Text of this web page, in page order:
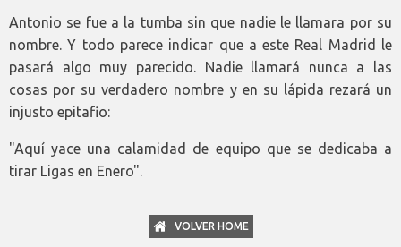
Antonio se fue a la tumba sin que nadie le llamara por su
nombre. Y todo parece indicar que a este Real Madrid le
pasará algo muy parecido. Nadie llamará nunca a las
cosas por su verdadero nombre y en su lápida rezará un
injusto epitafio:
"Aquí yace una calamidad de equipo que se dedicaba a
tirar Ligas en Enero".
VOLVER HOME